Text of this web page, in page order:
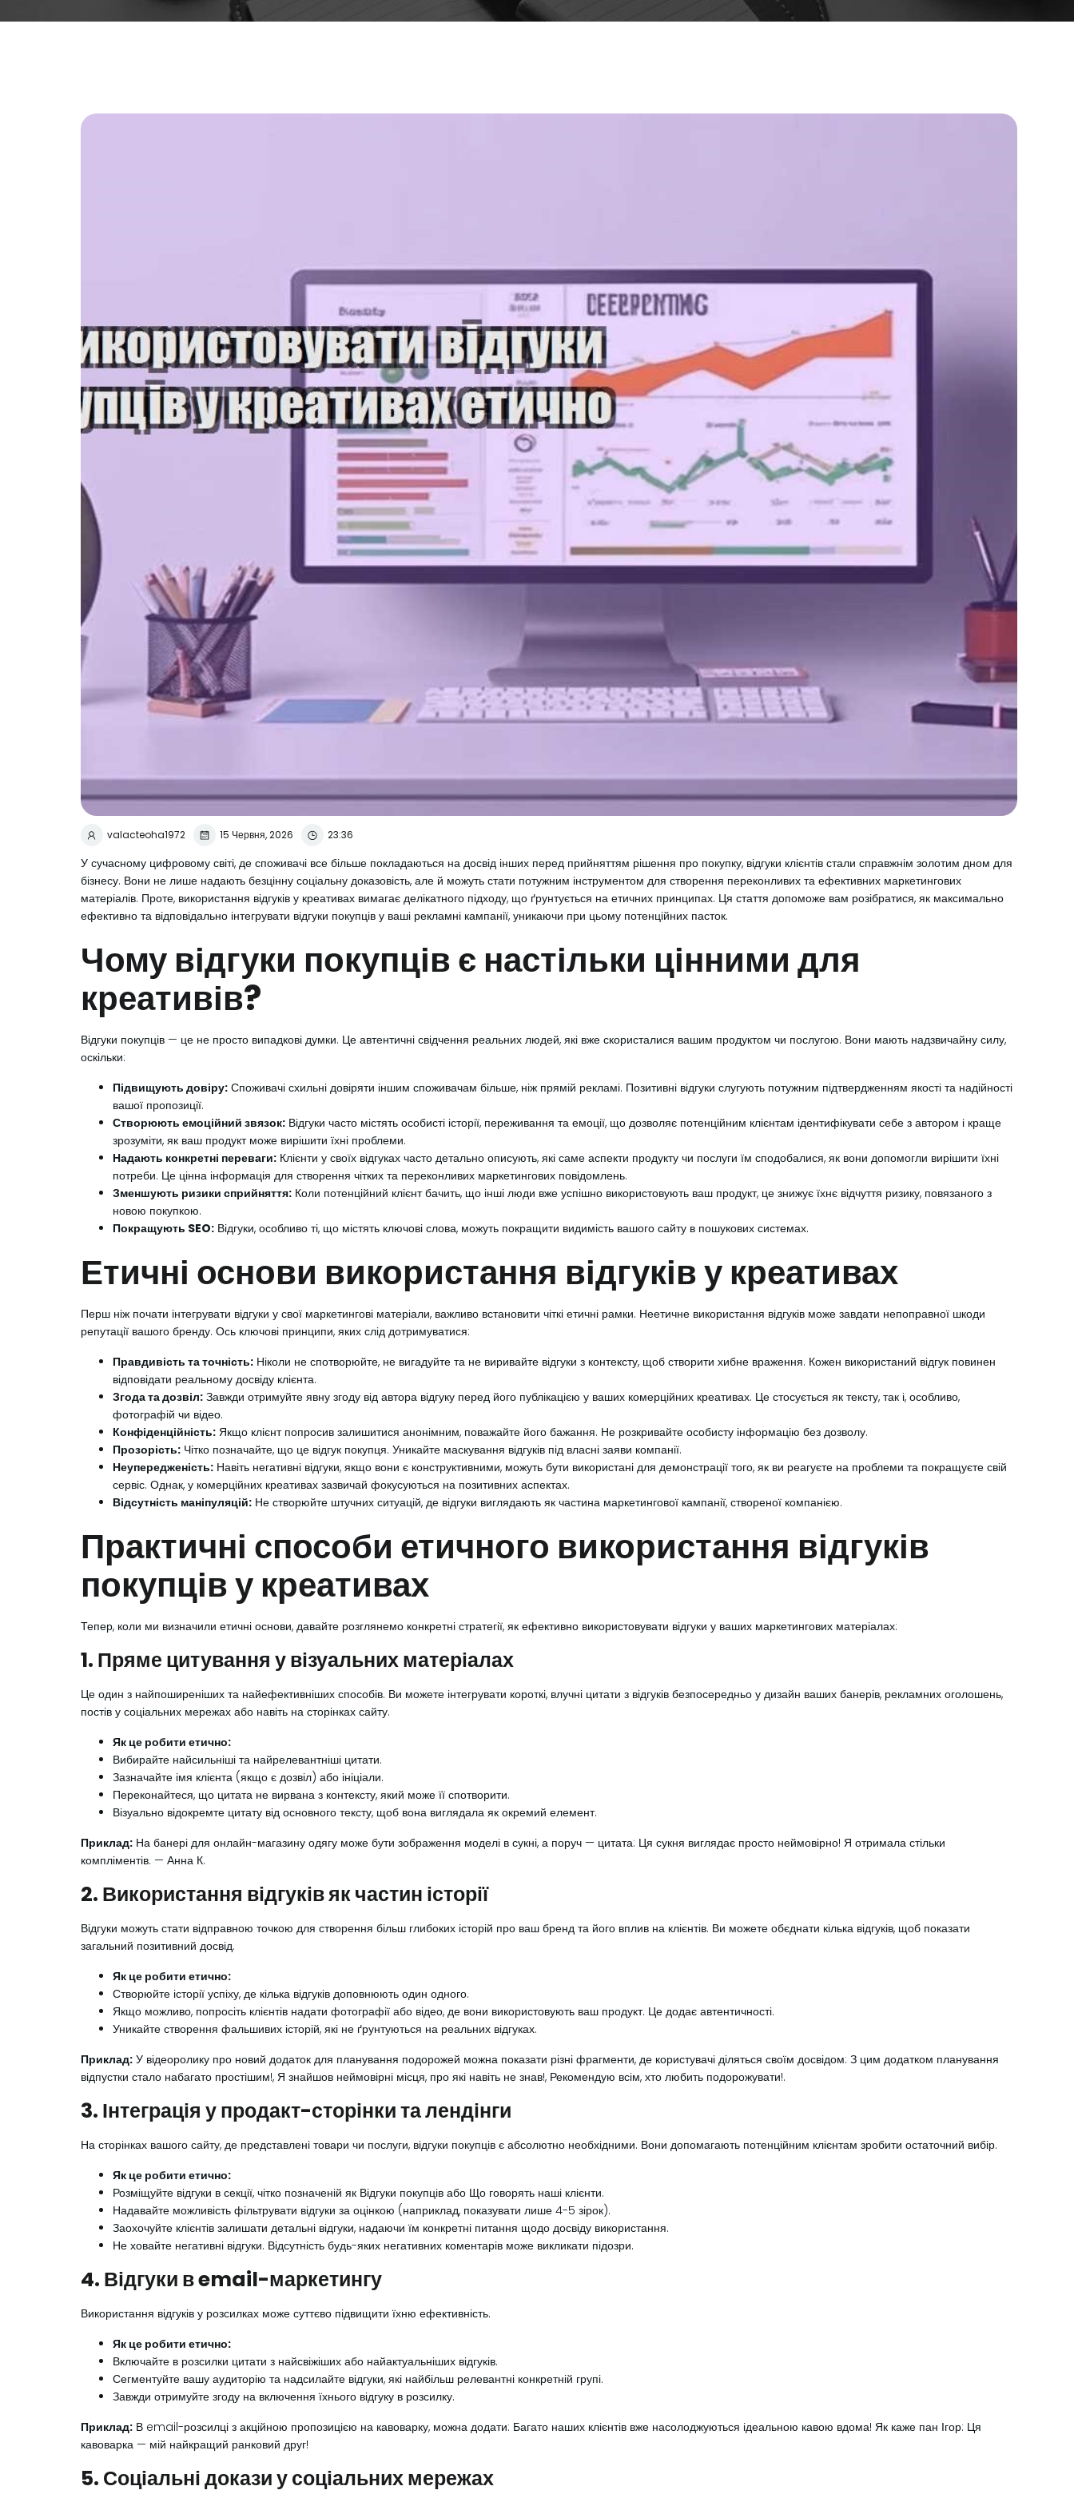
valacteoha1972 15 Червня, 2026 23:36
У сучасному цифровому світі, де споживачі все більше покладаються на досвід інших перед прийняттям рішення про покупку, відгуки клієнтів стали справжнім золотим дном для
бізнесу. Вони не лише надають безцінну соціальну доказовість, але й можуть стати потужним інструментом для створення переконливих та ефективних маркетингових
матеріалів. Проте, використання відгуків у креативах вимагає делікатного підходу, що ґрунтується на етичних принципах. Ця стаття допоможе вам розібратися, як максимально
ефективно та відповідально інтегрувати відгуки покупців у ваші рекламні кампанії, уникаючи при цьому потенційних пасток.
Чому відгуки покупців є настільки цінними для
креативів?
Відгуки покупців — це не просто випадкові думки. Це автентичні свідчення реальних людей, які вже скористалися вашим продуктом чи послугою. Вони мають надзвичайну силу,
оскільки:
Підвищують довіру: Споживачі схильні довіряти іншим споживачам більше, ніж прямій рекламі. Позитивні відгуки слугують потужним підтвердженням якості та надійності
вашої пропозиції.
Створюють емоційний звязок: Відгуки часто містять особисті історії, переживання та емоції, що дозволяє потенційним клієнтам ідентифікувати себе з автором і краще
зрозуміти, як ваш продукт може вирішити їхні проблеми.
Надають конкретні переваги: Клієнти у своїх відгуках часто детально описують, які саме аспекти продукту чи послуги їм сподобалися, як вони допомогли вирішити їхні
потреби. Це цінна інформація для створення чітких та переконливих маркетингових повідомлень.
Зменшують ризики сприйняття: Коли потенційний клієнт бачить, що інші люди вже успішно використовують ваш продукт, це знижує їхнє відчуття ризику, повязаного з
новою покупкою.
Покращують SEO: Відгуки, особливо ті, що містять ключові слова, можуть покращити видимість вашого сайту в пошукових системах.
Етичні основи використання відгуків у креативах
Перш ніж почати інтегрувати відгуки у свої маркетингові матеріали, важливо встановити чіткі етичні рамки. Неетичне використання відгуків може завдати непоправної шкоди
репутації вашого бренду. Ось ключові принципи, яких слід дотримуватися:
Правдивість та точність: Ніколи не спотворюйте, не вигадуйте та не виривайте відгуки з контексту, щоб створити хибне враження. Кожен використаний відгук повинен
відповідати реальному досвіду клієнта.
Згода та дозвіл: Завжди отримуйте явну згоду від автора відгуку перед його публікацією у ваших комерційних креативах. Це стосується як тексту, так і, особливо,
фотографій чи відео.
Конфіденційність: Якщо клієнт попросив залишитися анонімним, поважайте його бажання. Не розкривайте особисту інформацію без дозволу.
Прозорість: Чітко позначайте, що це відгук покупця. Уникайте маскування відгуків під власні заяви компанії.
Неупередженість: Навіть негативні відгуки, якщо вони є конструктивними, можуть бути використані для демонстрації того, як ви реагуєте на проблеми та покращуєте свій
сервіс. Однак, у комерційних креативах зазвичай фокусуються на позитивних аспектах.
Відсутність маніпуляцій: Не створюйте штучних ситуацій, де відгуки виглядають як частина маркетингової кампанії, створеної компанією.
Практичні способи етичного використання відгуків
покупців у креативах
Тепер, коли ми визначили етичні основи, давайте розглянемо конкретні стратегії, як ефективно використовувати відгуки у ваших маркетингових матеріалах:
1. Пряме цитування у візуальних матеріалах
Це один з найпоширеніших та найефективніших способів. Ви можете інтегрувати короткі, влучні цитати з відгуків безпосередньо у дизайн ваших банерів, рекламних оголошень,
постів у соціальних мережах або навіть на сторінках сайту.
Як це робити етично:
Вибирайте найсильніші та найрелевантніші цитати.
Зазначайте імя клієнта (якщо є дозвіл) або ініціали.
Переконайтеся, що цитата не вирвана з контексту, який може її спотворити.
Візуально відокремте цитату від основного тексту, щоб вона виглядала як окремий елемент.
Приклад: На банері для онлайн-магазину одягу може бути зображення моделі в сукні, а поруч — цитата: Ця сукня виглядає просто неймовірно! Я отримала стільки
компліментів. — Анна К.
2. Використання відгуків як частин історії
Відгуки можуть стати відправною точкою для створення більш глибоких історій про ваш бренд та його вплив на клієнтів. Ви можете обєднати кілька відгуків, щоб показати
загальний позитивний досвід.
Як це робити етично:
Створюйте історії успіху, де кілька відгуків доповнюють один одного.
Якщо можливо, попросіть клієнтів надати фотографії або відео, де вони використовують ваш продукт. Це додає автентичності.
Уникайте створення фальшивих історій, які не ґрунтуються на реальних відгуках.
Приклад: У відеоролику про новий додаток для планування подорожей можна показати різні фрагменти, де користувачі діляться своїм досвідом: З цим додатком планування
відпустки стало набагато простішим!, Я знайшов неймовірні місця, про які навіть не знав!, Рекомендую всім, хто любить подорожувати!.
3. Інтеграція у продакт-сторінки та лендінги
На сторінках вашого сайту, де представлені товари чи послуги, відгуки покупців є абсолютно необхідними. Вони допомагають потенційним клієнтам зробити остаточний вибір.
Як це робити етично:
Розміщуйте відгуки в секції, чітко позначеній як Відгуки покупців або Що говорять наші клієнти.
Надавайте можливість фільтрувати відгуки за оцінкою (наприклад, показувати лише 4-5 зірок).
Заохочуйте клієнтів залишати детальні відгуки, надаючи їм конкретні питання щодо досвіду використання.
Не ховайте негативні відгуки. Відсутність будь-яких негативних коментарів може викликати підозри.
4. Відгуки в email-маркетингу
Використання відгуків у розсилках може суттєво підвищити їхню ефективність.
Як це робити етично:
Включайте в розсилки цитати з найсвіжіших або найактуальніших відгуків.
Сегментуйте вашу аудиторію та надсилайте відгуки, які найбільш релевантні конкретній групі.
Завжди отримуйте згоду на включення їхнього відгуку в розсилку.
Приклад: В email-розсилці з акційною пропозицією на кавоварку, можна додати: Багато наших клієнтів вже насолоджуються ідеальною кавою вдома! Як каже пан Ігор: Ця
кавоварка — мій найкращий ранковий друг!
5. Соціальні докази у соціальних мережах